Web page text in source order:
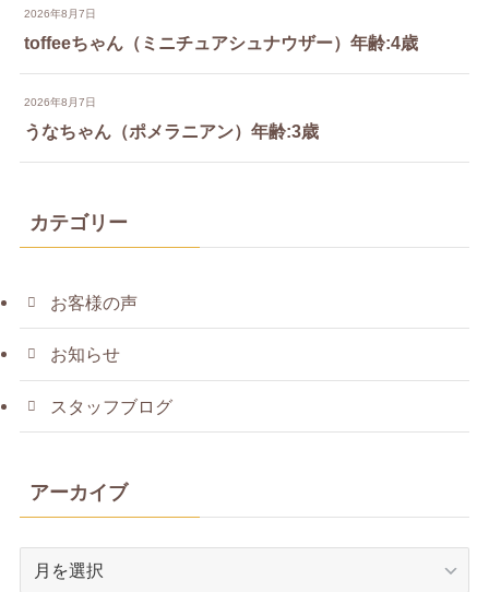
2026年8月7日
toffeeちゃん（ミニチュアシュナウザー）年齢:4歳
2026年8月7日
うなちゃん（ポメラニアン）年齢:3歳
カテゴリー
お客様の声
お知らせ
スタッフブログ
アーカイブ